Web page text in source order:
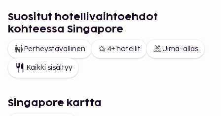
Singaporessa hienosti. Täällä ei ole rikollisuutta juuri
ollenkaan. Kaupunki on suuri, mutta siellä on
helppoa metrolla ja busseissa. Kaupunki lähti
kasvuun, kun sir Thomas Stamford Raffles teki
vuonna 1819 sopimuksen, jonka perusteella Itä-
kauppa-aseman. Nykyään täällä asuu kiinalaisia,
Suositut hotellivaihtoehdot
kohteessa Singapore
Perheystävällinen 4+ hotellit Uima-allas
Kaikki sisältyy
Singapore kartta